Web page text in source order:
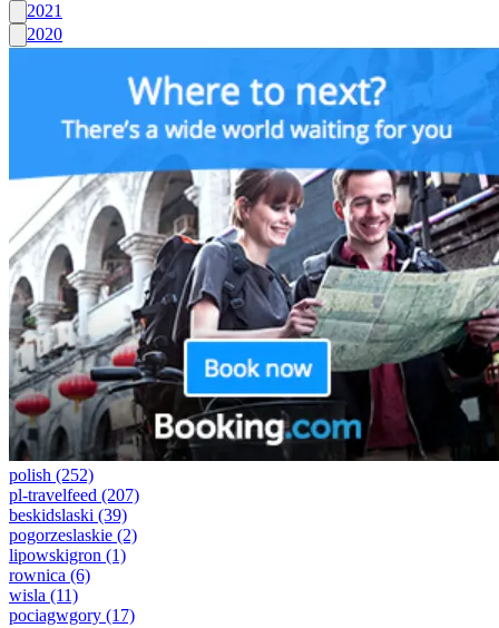
2021
2020
polish (252)
pl-travelfeed (207)
beskidslaski (39)
pogorzeslaskie (2)
lipowskigron (1)
rownica (6)
wisla (11)
pociagwgory (17)